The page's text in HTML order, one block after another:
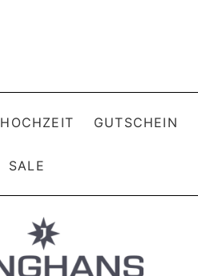
HOCHZEIT GUTSCHEIN
SALE